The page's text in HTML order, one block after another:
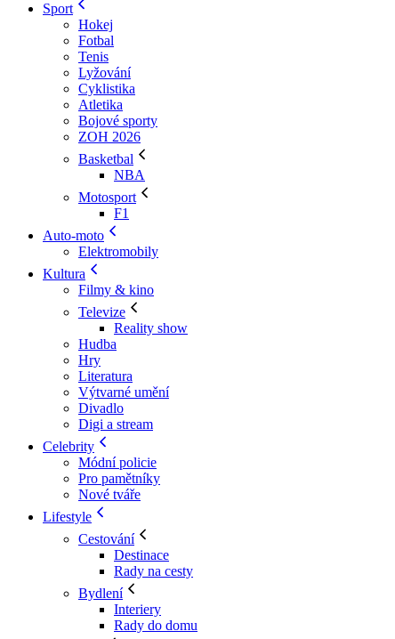
Sport
Hokej
Fotbal
Tenis
Lyžování
Cyklistika
Atletika
Bojové sporty
ZOH 2026
Basketbal
NBA
Motosport
F1
Auto-moto
Elektromobily
Kultura
Filmy & kino
Televize
Reality show
Hudba
Hry
Literatura
Výtvarné umění
Divadlo
Digi a stream
Celebrity
Módní policie
Pro pamětníky
Nové tváře
Lifestyle
Cestování
Destinace
Rady na cesty
Bydlení
Interiery
Rady do domu